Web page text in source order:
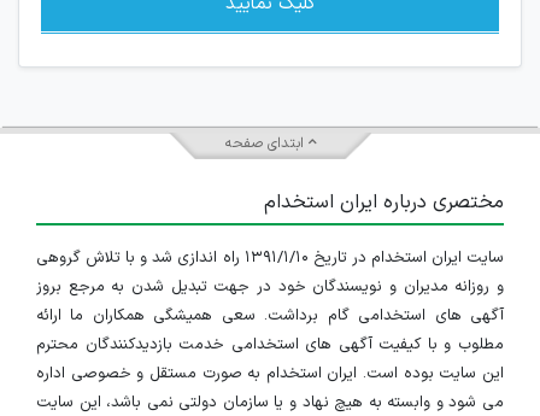
ابتدای صفحه
مختصری درباره ایران استخدام
سایت ایران استخدام در تاریخ ۱۳۹۱/۱/۱۰ راه اندازی شد و با تلاش گروهی
و روزانه مدیران و نویسندگان خود در جهت تبدیل شدن به مرجع بروز
آگهی های استخدامی گام برداشت. سعی همیشگی همکاران ما ارائه
مطلوب و با کیفیت آگهی های استخدامی خدمت بازدیدکنندگان محترم
این سایت بوده است. ایران استخدام به صورت مستقل و خصوصی اداره
می شود و وابسته به هیچ نهاد و یا سازمان دولتی نمی باشد، این سایت